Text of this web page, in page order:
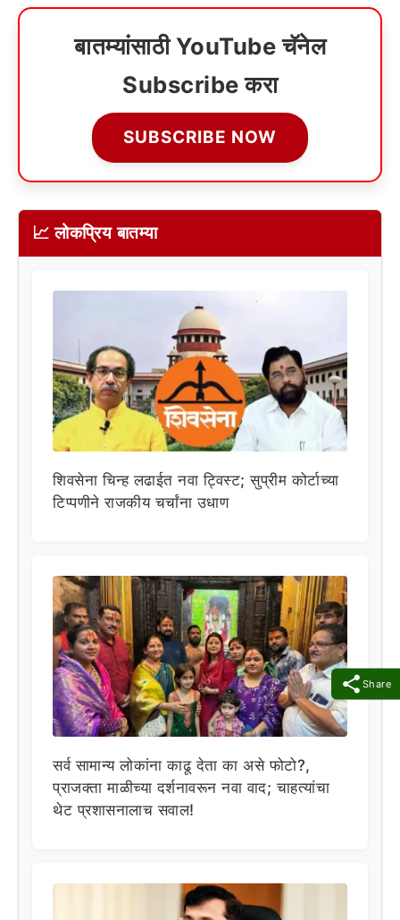
Share
बातम्यांसाठी YouTube चॅनेल
Subscribe करा
SUBSCRIBE NOW
📈 लोकप्रिय बातम्या
शिवसेना चिन्ह लढाईत नवा ट्विस्ट; सुप्रीम कोर्टाच्या
टिप्पणीने राजकीय चर्चांना उधाण
सर्व सामान्य लोकांना काढू देता का असे फोटो?,
प्राजक्ता माळीच्या दर्शनावरून नवा वाद; चाहत्यांचा
थेट प्रशासनालाच सवाल!